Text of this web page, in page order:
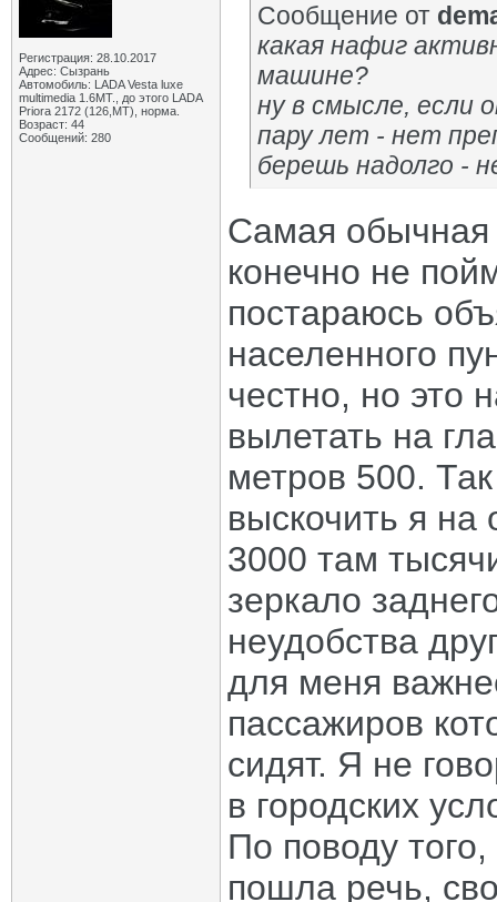
Регистрация: 28.10.2017
Адрес: Сызрань
Автомобиль: LADA Vesta luxe
multimedia 1.6MT., до этого LADA
Priora 2172 (126,MT), норма.
Возраст: 44
Сообщений: 280
Сообщение от
какая нафиг
машине?
ну в смысле, если
пару лет - нет
берешь надолго -
Самая обычная
конечно не
постараюсь
населенного
честно, но это
вылетать на
метров 500.
выскочить я
3000 там
зеркало
неудобства
для меня
пассажиров
сидят. Я не
в городских
По поводу
пошла речь,